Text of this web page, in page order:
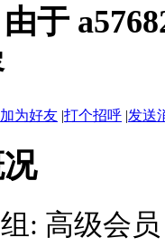
于
加为好友 |打个招呼 |发送
: 高级会员